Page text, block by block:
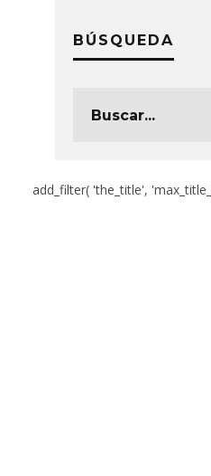
BÚSQUEDA
add_filter( 'the_title',